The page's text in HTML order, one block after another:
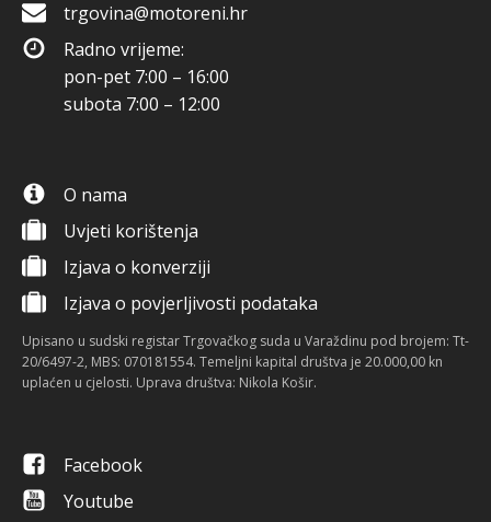
trgovina@motoreni.hr
Radno vrijeme:
pon-pet 7:00 – 16:00
subota 7:00 – 12:00
O nama
Uvjeti korištenja
Izjava o konverziji
Izjava o povjerljivosti podataka
Upisano u sudski registar Trgovačkog suda u Varaždinu pod brojem: Tt-
20/6497-2, MBS: 070181554. Temeljni kapital društva je 20.000,00 kn
uplaćen u cjelosti. Uprava društva: Nikola Košir.
Facebook
Youtube